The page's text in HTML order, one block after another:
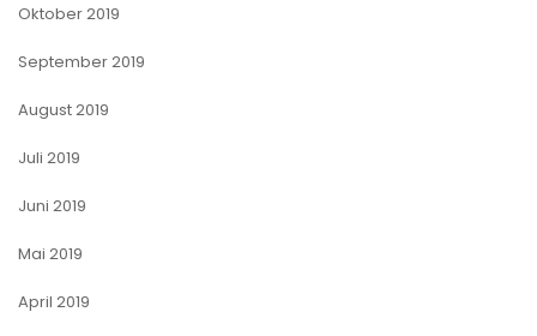
Oktober 2019
September 2019
August 2019
Juli 2019
Juni 2019
Mai 2019
April 2019